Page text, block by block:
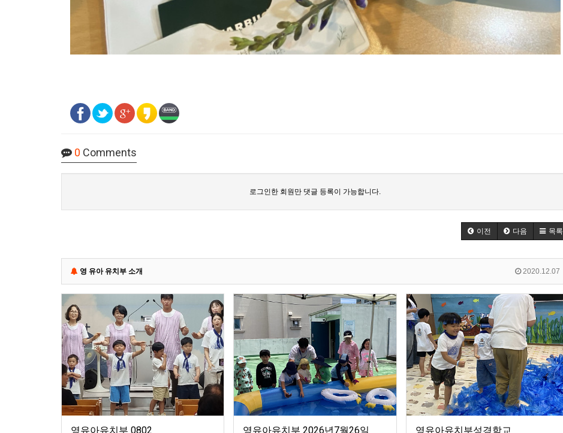
0 Comments
로그인한 회원만 댓글 등록이 가능합니다.
이전 다음 목록
2020.12.07
영 유아 유치부 소개
영유아유치부 0802 영유아유치부 2026년7월26일 영유아유치부성경학교